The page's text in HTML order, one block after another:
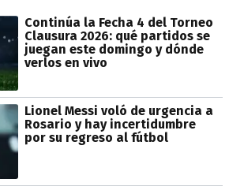
Continúa la Fecha 4 del Torneo
Clausura 2026: qué partidos se
juegan este domingo y dónde
verlos en vivo
Lionel Messi voló de urgencia a
Rosario y hay incertidumbre
por su regreso al fútbol